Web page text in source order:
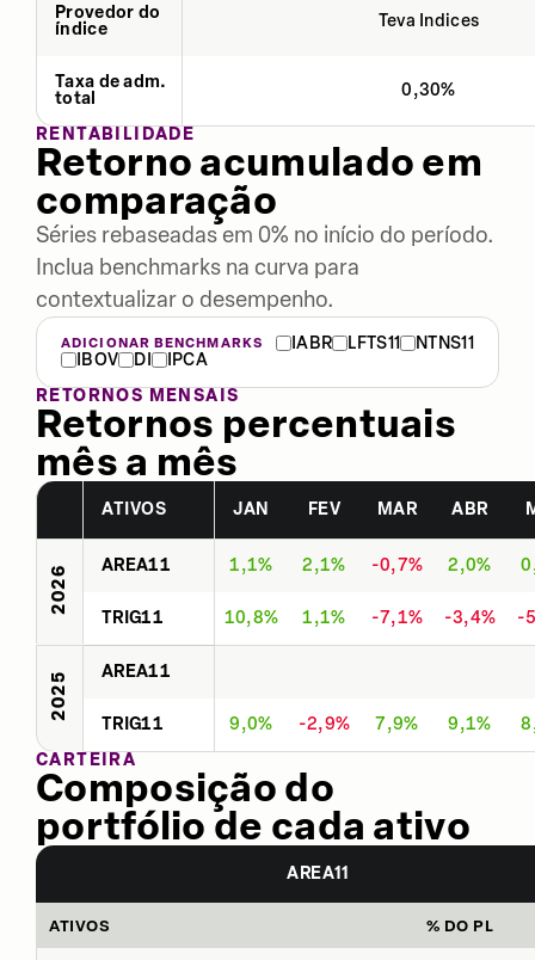
Provedor do
índice
Teva Indices
Taxa de adm.
total
0,30%
RENTABILIDADE
Retorno acumulado em
comparação
Séries rebaseadas em 0% no início do período.
Inclua benchmarks na curva para
contextualizar o desempenho.
ADICIONAR BENCHMARKS IABR LFTS11
NTNS11
IBOV
DI
IPCA
RETORNOS MENSAIS
Retornos percentuais
mês a mês
ATIVOS JAN FEV MAR ABR
2026 AREA11 1,1% 2,1% -0,7% 2,0%
TRIG11 10,8% 1,1% -7,1% -3,4% -
2025 AREA11
TRIG11 9,0% -2,9% 7,9% 9,1%
CARTEIRA
Composição do
portfólio de cada ativo
AREA11
ATIVOS % DO PL